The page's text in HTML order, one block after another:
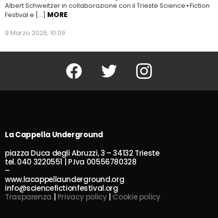
Albert Schweitzer in collaborazione con il Trieste Science+Fiction
Festival e […] MORE
9 Marzo 2026, 10:09
Facebook Twitter Instagram
La Cappella Underground
piazza Duca degli Abruzzi, 3 – 34132 Trieste
tel. 040 3220551 | P.Iva 00556780328
–
www.lacappellaunderground.org
info@sciencefictionfestival.org
Trasparenza
Privacy policy| Cookie policy